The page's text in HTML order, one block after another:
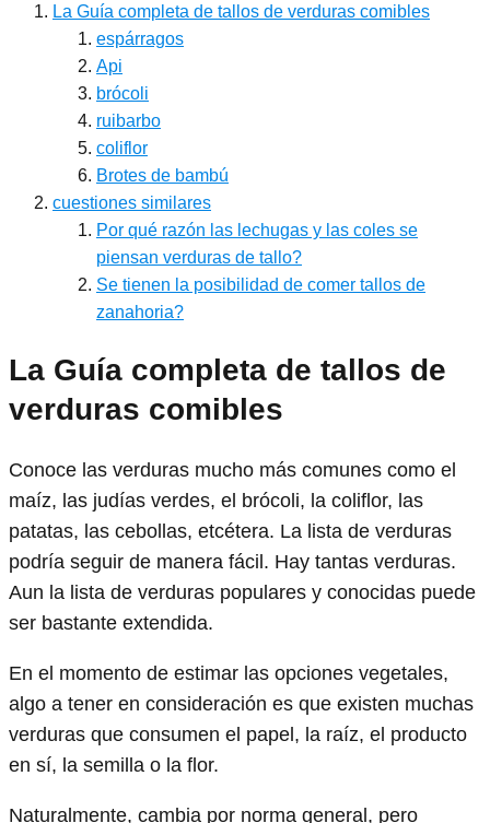
La Guía completa de tallos de verduras comibles
espárragos
Api
brócoli
ruibarbo
coliflor
Brotes de bambú
cuestiones similares
Por qué razón las lechugas y las coles se
piensan verduras de tallo?
Se tienen la posibilidad de comer tallos de
zanahoria?
La Guía completa de tallos de
verduras comibles
Conoce las verduras mucho más comunes como el
maíz, las judías verdes, el brócoli, la coliflor, las
patatas, las cebollas, etcétera. La lista de verduras
podría seguir de manera fácil. Hay tantas verduras.
Aun la lista de verduras populares y conocidas puede
ser bastante extendida.
En el momento de estimar las opciones vegetales,
algo a tener en consideración es que existen muchas
verduras que consumen el papel, la raíz, el producto
en sí, la semilla o la flor.
Naturalmente, cambia por norma general, pero